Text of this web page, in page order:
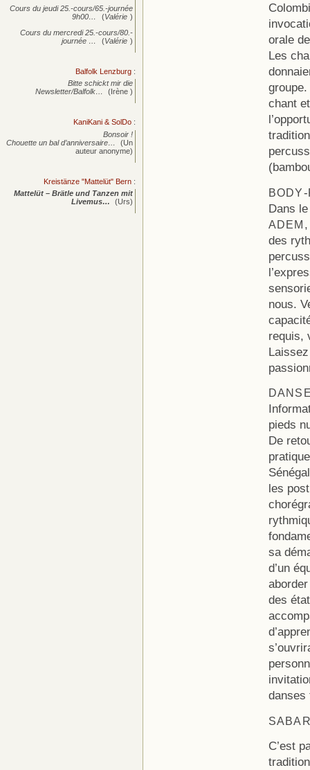
orale
Les
chant
BODY-
Dans
ADEM
des
nous.
requis,
pieds
De
les
sa
d’un
des
danses
C’est
Cours du jeudi 25.-cours/65.-journée
9h00…
(Valérie )
Cours du mercredi 25.-cours/80.-
journée … (Valérie )
Balfolk Lenzburg :
Bitte schickt mir die
Newsletter/Balfolk…
(Irène )
KaniKani & SolDo :
Bonsoir !
Chouette un bal d’anniversaire…
(Un
auteur anonyme)
Kreistänze "Mattelüt" Bern :
Mattelüt – Brätle und Tanzen mit
Livemus…
(Urs)